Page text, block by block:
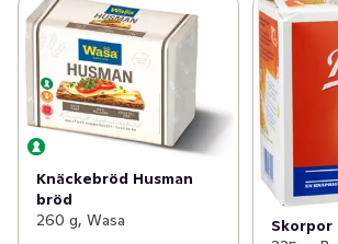
Knäckebröd Husman
bröd
260 g, Wasa
Skorpor